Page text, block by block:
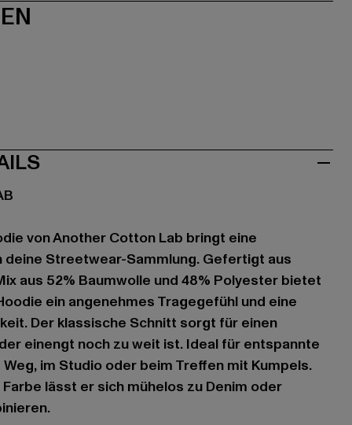
von Another Cotton Lab bringt eine
Streetwear-Sammlung. Gefertigt aus
aus 52% Baumwolle und 48% Polyester bietet
ein angenehmes Tragegefühl und eine
Der klassische Schnitt sorgt für einen
einengt noch zu weit ist. Ideal für entspannte
im Studio oder beim Treffen mit Kumpels.
lässt er sich mühelos zu Denim oder